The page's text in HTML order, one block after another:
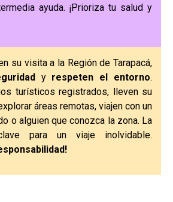
ayuda. ¡Prioriza tu salud y
su visita a la Región de Tarapacá,
y respeten el entorno.
turísticos registrados, lleven su
áreas remotas, viajen con un
o alguien que conozca la zona. La
para un viaje inolvidable.